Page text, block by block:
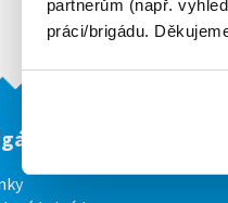
partnerům (např.
práci/brigádu.